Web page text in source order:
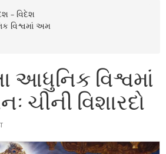
- વિદેશ
વિશ્વમાં અમ
આધુનિક વિશ્વમાં
ચીની વિશારદો